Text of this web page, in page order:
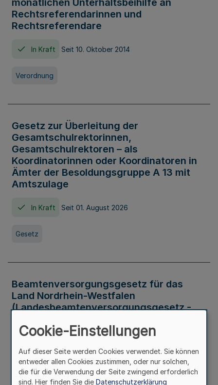
monatlichen Unterhaltsbeihilfe an
Rechtsreferendarinnen und
Rechtsreferendare
In Kraft Seit 10. Oktober 2014
Verordnung
Gesetz zur Überleitung der
Gesamtschulrektorinnen,
Gesamtschulrektoren – als
Koordinatorinnen oder Koordinatoren in
Ämter der Besoldungsgruppe A 13 mit
Amtszulage
In Kraft Seit 01. August 2026
Gesetz
Beamtenversorgungsgesetz für das
Land Nordrhein-Westfalen
(Landesbeamtenversorgungsgesetz -
Gesetz
Cookie-Einstellungen
Auf dieser Seite werden Cookies verwendet. Sie können
entweder allen Cookies zustimmen, oder nur solchen,
die für die Verwendung der Seite zwingend erforderlich
sind. Hier finden Sie die Datenschutzerklärung